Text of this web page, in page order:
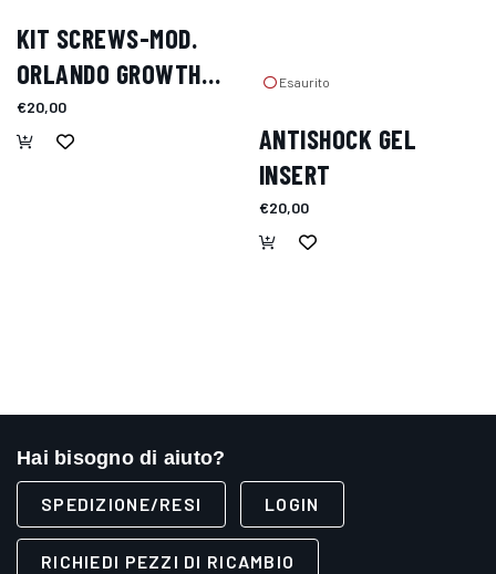
KIT SCREWS-MOD.
ORLANDO GROWTH
COMPENSATOR
€20,00
Esaurito
ANTISHOCK GEL
INSERT
€20,00
Hai bisogno di aiuto?
SPEDIZIONE/RESI LOGIN
RICHIEDI PEZZI DI RICAMBIO